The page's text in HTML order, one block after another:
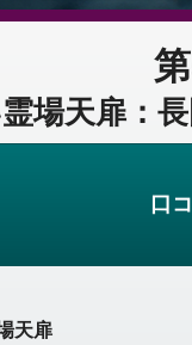
場天扉：
口
天扉